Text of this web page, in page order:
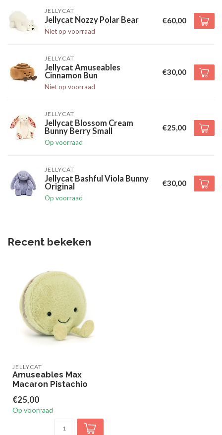
JELLYCAT
Jellycat Nozzy Polar Bear
Niet op voorraad
€60,00
JELLYCAT
Jellycat Amuseables
Cinnamon Bun
Niet op voorraad
€30,00
JELLYCAT
Jellycat Blossom Cream
Bunny Berry Small
Op voorraad
€25,00
JELLYCAT
Jellycat Bashful Viola Bunny
Original
Op voorraad
€30,00
Recent bekeken
JELLYCAT
Amuseables Max
Macaron Pistachio
€25,00
Op voorraad